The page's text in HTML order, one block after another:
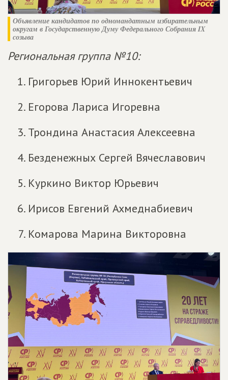
Объявление кандидатов по одномандатным избирательным
округам в Государственную Думу Федерального Собрания IX
созыва
Региональная группа №10:
Григорьев Юрий Иннокентьевич
Егорова Лариса Игоревна
Трондина Анастасия Алексеевна
Безденежных Сергей Вячеславович
Куркино Виктор Юрьевич
Ирисов Евгений Ахмеднабиевич
Комарова Марина Викторовна